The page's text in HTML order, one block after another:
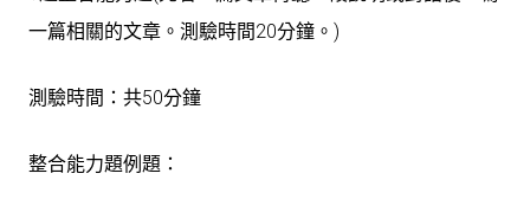
一篇相關的文章。測驗時間20分鐘。)
測驗時間：共50分鐘
整合能力題例題：